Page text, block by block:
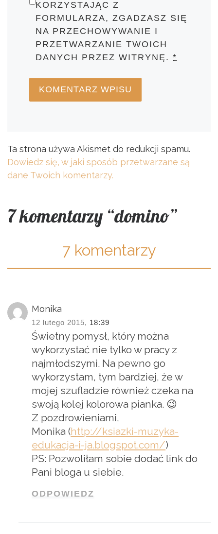
KORZYSTAJĄC Z
FORMULARZA, ZGADZASZ SIĘ
NA PRZECHOWYWANIE I
PRZETWARZANIE TWOICH
DANYCH PRZEZ WITRYNĘ.*
Ta strona używa Akismet do redukcji spamu.
Dowiedz się, w jaki sposób przetwarzane są
dane Twoich komentarzy.
7 komentarzy “domino”
7 komentarzy
Monika
12 lutego 2015, 18:39
Świetny pomysł, który można
wykorzystać nie tylko w pracy z
najmłodszymi. Na pewno go
wykorzystam, tym bardziej, że w
mojej szufladzie również czeka na
swoją kolej kolorowa pianka. 😉
Z pozdrowieniami,
Monika (http://ksiazki-muzyka-
edukacja-i-ja.blogspot.com/)
PS: Pozwoliłam sobie dodać link do
Pani bloga u siebie.
ODPOWIEDZ